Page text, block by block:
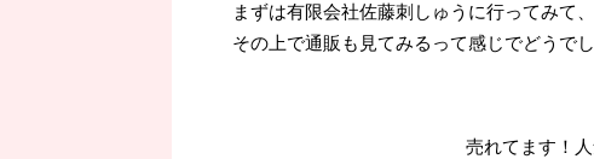
まずは有限会社佐藤刺しゅうに行ってみて
その上で通販も見てみるって感じでどうでし
売れてます！